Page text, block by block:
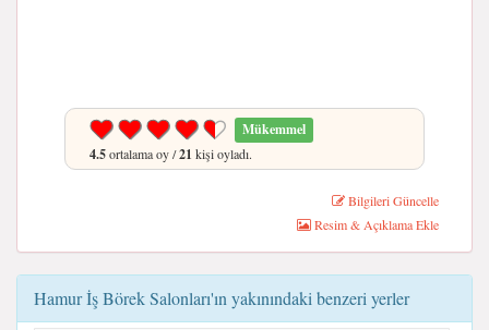
Mükemmel
4.5ortalama oy /21 kişi oyladı.
Bilgileri Güncelle
Resim & Açıklama Ekle
Hamur İş Börek Salonları'ın yakınındaki benzeri yerler